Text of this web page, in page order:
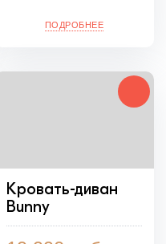
ПОДРОБНЕЕ
Кровать-диван
Bunny